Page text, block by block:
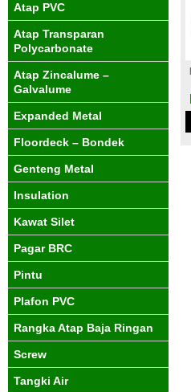
Atap PVC
Atap Transparan
Polycarbonate
Atap Zincalume –
Galvalume
Expanded Metal
Floordeck – Bondek
Genteng Metal
Insulation
Kawat Silet
Pagar BRC
Pintu
Plafon PVC
Rangka Atap Baja Ringan
Screw
Tangki Air